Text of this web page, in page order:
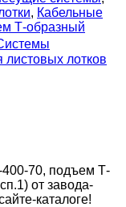
, Кабельные
Т-образный
лотков
400-70, подъем Т-
от завода-
каталоге!